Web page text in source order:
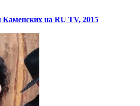
на RU TV, 2015